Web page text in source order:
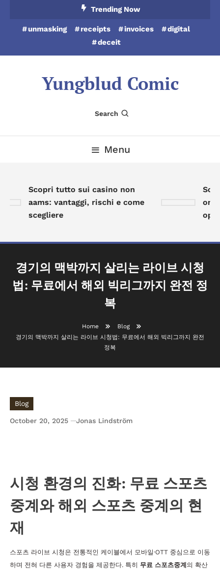
Content
Trending Now
unmasking receipts invoices
digital
deceit
Yungblud Comic
Search
Menu
Scopri tutto sui casino non
aams: vantaggi, rischi e come
scegliere
경기의 맥박까지 살리는 라이브 시청
법: 무료에서 해외 빅리그까지 완전 정
복
Home
Blog
경기의 맥박까지 살리는 라이브 시청법: 무료에서 해외 빅리그까지 완전
정복
Blog
October 20, 2025 Jonas Lindström
시청 환경의 진화: 무료 스포츠
중계와 해외 스포츠 중계의 현
재
스포츠 라이브 시청은 전통적인 케이블에서 모바일·OTT 중심으로 이동
하며 전혀 다른 사용자 경험을 제공한다. 특히 무료 스포츠중계 의 확산